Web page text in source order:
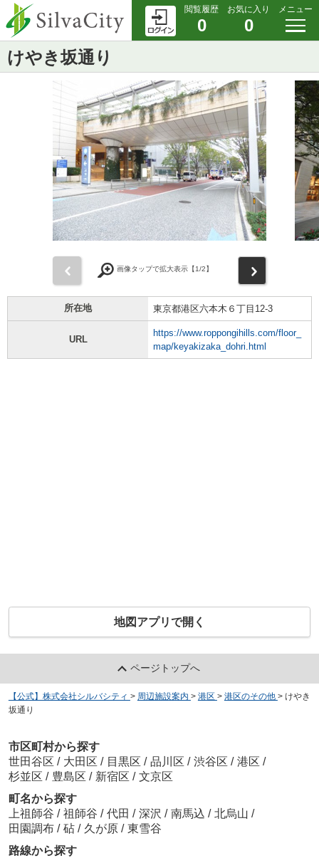
閲覧履歴
0
お気に入り
0
メニュー
けやき坂通り
画像タップで拡大表示【1/2】
所在地 東京都港区六本木６丁目12-3
URL
https://www.roppongihills.com/floor_
map/keyakizaka_dohri.html
地図アプリで開く
ページトップへ
【公式】株式会社シルバシティ > 周辺施設案内 > 港区 > 港区のその他 > けやき
坂通り
市区町村から探す
世田谷区 / 大田区 / 目黒区 / 品川区 / 渋谷区 / 港区 /
杉並区 / 豊島区 / 新宿区 / 文京区
町名から探す
上祖師谷 / 祖師谷 / 代田 / 深沢 / 南馬込 / 北烏山 /
田園調布 / 砧 / 久が原 / 東雪谷
路線から探す